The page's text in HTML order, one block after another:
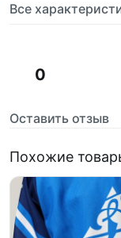
Все
0
Оставить отзыв
Похожие